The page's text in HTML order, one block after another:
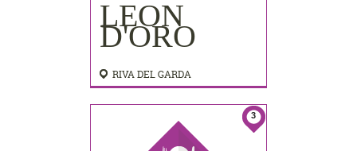
LEON
D'ORO
RIVA DEL GARDA
3